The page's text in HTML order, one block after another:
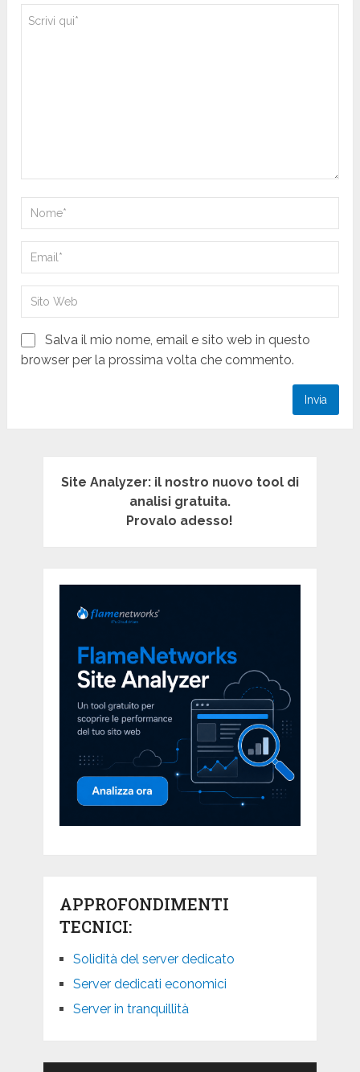
Salva il mio nome, email e sito web in questo
browser per la prossima volta che commento.
Site Analyzer: il nostro nuovo tool di
analisi gratuita.
Provalo adesso!
APPROFONDIMENTI
TECNICI:
Solidità del server dedicato
Server dedicati economici
Server in tranquillità